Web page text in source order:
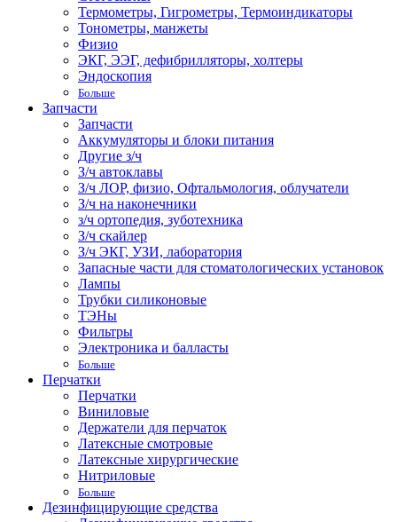
Термометры, Гигрометры, Термоиндикаторы
Тонометры, манжеты
Физио
ЭКГ, ЭЭГ, дефибрилляторы, холтеры
Эндоскопия
Больше
Запчасти
Запчасти
Аккумуляторы и блоки питания
Другие з/ч
З/ч автоклавы
З/ч ЛОР, физио, Офтальмология, облучатели
З/ч на наконечники
з/ч ортопедия, зуботехника
З/ч скайлер
З/ч ЭКГ, УЗИ, лаборатория
Запасные части для стоматологических установок
Лампы
Трубки силиконовые
ТЭНы
Фильтры
Электроника и балласты
Больше
Перчатки
Перчатки
Виниловые
Держатели для перчаток
Латексные смотровые
Латексные хирургические
Нитриловые
Больше
Дезинфицирующие средства